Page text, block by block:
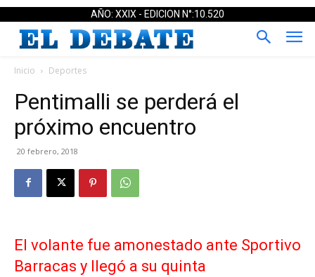
AÑO: XXIX - EDICION N°:10.520
Inicio Deportes
Pentimalli se perderá el
próximo encuentro
20 febrero, 2018
El volante fue amonestado ante Sportivo
Barracas y llegó a su quinta